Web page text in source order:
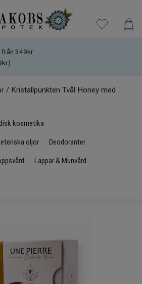
349kr
/ Kristallpunkten Tvål Honey med
kosmetika
oljor Deodoranter
Läppar & Munvård